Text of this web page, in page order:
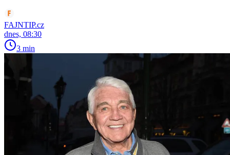
FAJNTIP.cz
dnes, 08:30
3 min